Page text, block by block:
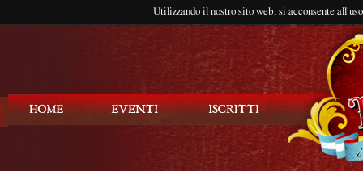
Utilizzando il nostro sito web, si acconsente